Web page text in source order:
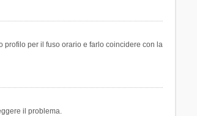
profilo per il fuso orario e farlo coincidere con la
il problema.